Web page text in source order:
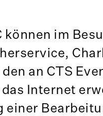
im
an CTS
Internet
einer